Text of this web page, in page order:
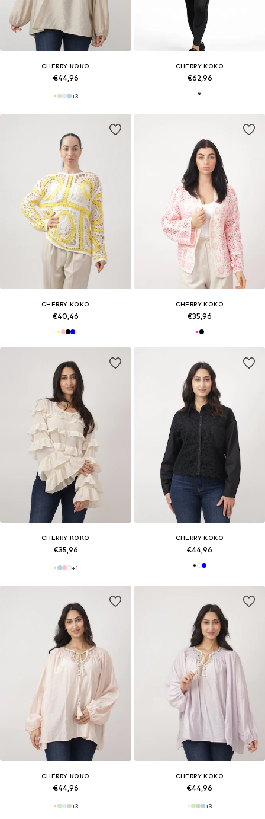
CHERRY KOKO
€44,96
+3
CHERRY KOKO
€62,96
CHERRY KOKO
€40,46
CHERRY KOKO
€35,96
CHERRY KOKO
€35,96
+1
CHERRY KOKO
€44,96
CHERRY KOKO
€44,96
+3
CHERRY KOKO
€44,96
+3